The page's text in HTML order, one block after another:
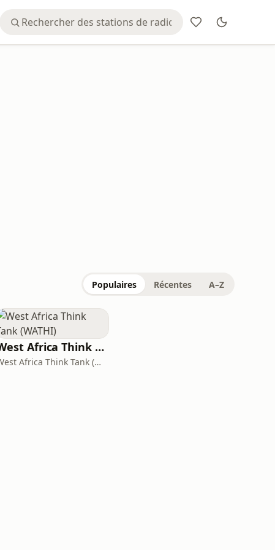
Populaires Récentes A–Z
West Africa Think Tank (WATHI)
West Africa Think Tank (WATHI)